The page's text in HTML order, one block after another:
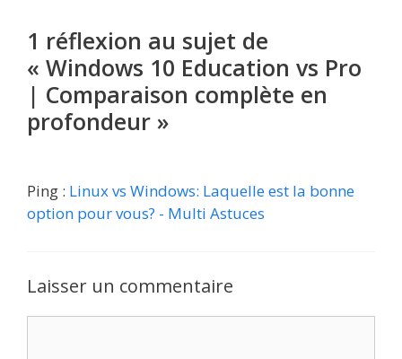
1 réflexion au sujet de
« Windows 10 Education vs Pro
| Comparaison complète en
profondeur »
Ping : Linux vs Windows: Laquelle est la bonne
option pour vous? - Multi Astuces
Laisser un commentaire